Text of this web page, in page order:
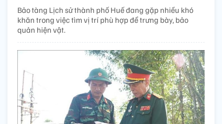
Bảo tàng Lịch sử thành phố Huế đang gặp nhiều khó
khăn trong việc tìm vị trí phù hợp để trưng bày, bảo
quản hiện vật.